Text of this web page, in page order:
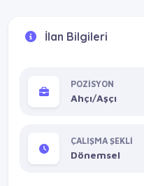
İlan Bilgileri
POZİSYON
Ahçı/Aşçı
ÇALIŞMA ŞEKLİ
Dönemsel